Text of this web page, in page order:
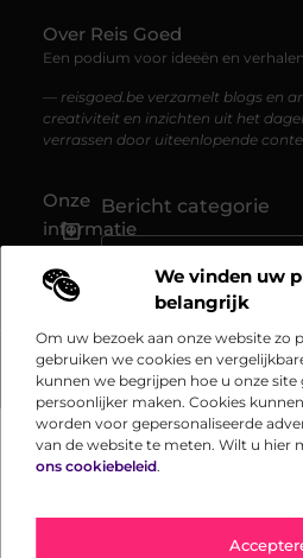
We vinden uw
belangrijk
Om uw bezoek aan onze website zo
gebruiken we cookies en
kunnen we begrijpen hoe u onze
persoonlijker maken. Cookies
worden voor gepersonaliseerde
van de website te meten. Wilt u hier
ons cookiebeleid.
Over Reis Goed
Een podium voor ideeën en
— reisgoed.be verzamelt blogs en
creativiteit en inzichten uit het
verrassen door uiteenlopende
Onze
informatie
Bericht categorie
@2025 www.reisgoed.be.